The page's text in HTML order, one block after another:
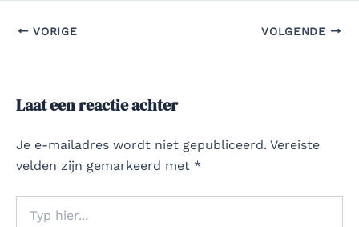
VORIGE VOLGENDE
Laat een reactie achter
Je e-mailadres wordt niet gepubliceerd. Vereiste
velden zijn gemarkeerd met *
hier...